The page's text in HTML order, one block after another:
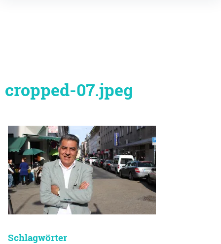
cropped-07.jpeg
Beitragsnavigation
Schlagwörter